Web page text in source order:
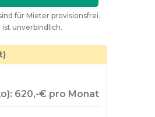
für Mieter provisionsfrei.
unverbindlich.
620,-€ pro Monat